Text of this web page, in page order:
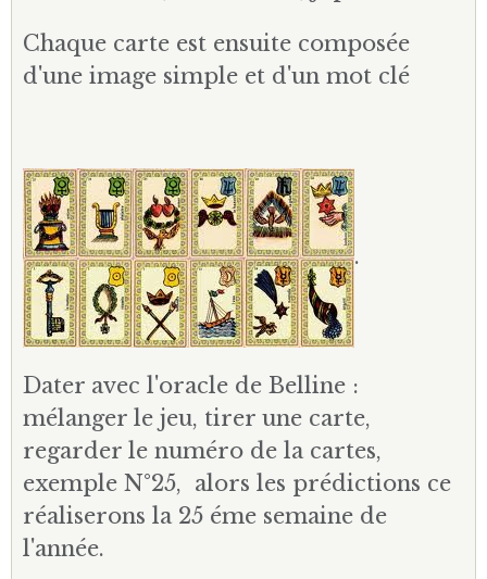
Chaque carte est ensuite composée
d'une image simple et d'un mot clé
.
Dater avec l'oracle de Belline :
mélanger le jeu, tirer une carte,
regarder le numéro de la cartes,
exemple N°25, alors les prédictions ce
réaliserons la 25 éme semaine de
l'année.